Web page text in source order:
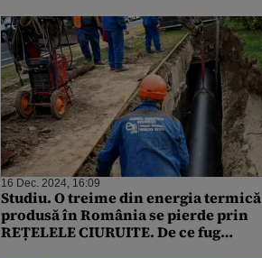
16 Dec. 2024, 16:09
Studiu. O treime din energia termică
produsă în România se pierde prin
REȚELELE CIURUITE. De ce fug